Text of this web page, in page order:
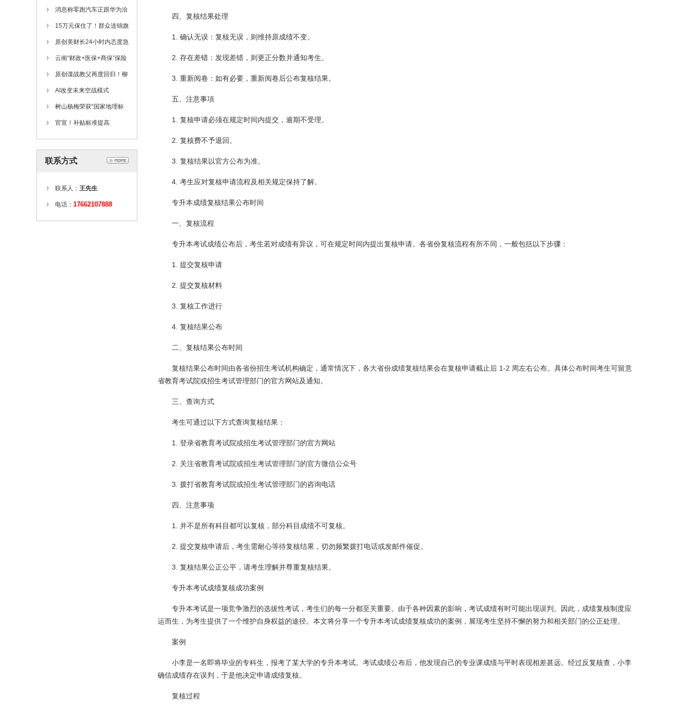
跃亭上任Co-CEO百日焕新
健康促进条例
消息称零跑汽车正跟华为洽
谈合作 补齐智驾短板
15万元保住了！群众送锦旗
致谢！
原创美财长24小时内态度急
转弯，从威胁征税到赞扬中
国，原因为何？
云南“财政+医保+商保”保险
理赔创新项目上线
原创谍战教父再度回归！柳
云龙、张鲁一续写传奇谍战
篇章
AI改变未来空战模式
——“鹰狮”战机升级之路
树山杨梅荣获“国家地理标
志三冠王”
官宣！补贴标准提高
联系方式
联系人： 王先生
电话： 17662107888
四、复核结果处理
1. 确认无误：复核无误，则维持原成绩不变。
2. 存在差错：发现差错，则更正分数并通知考生。
3. 重新阅卷：如有必要，重新阅卷后公布复核结果。
五、注意事項
1. 复核申请必须在规定时间内提交，逾期不受理。
2. 复核费不予退回。
3. 复核结果以官方公布为准。
4. 考生应对复核申请流程及相关规定保持了解。
专升本成绩复核结果公布时间
一、复核流程
专升本考试成绩公布后，考生若对成绩有异议，可在规定时间内提出复核申请。各省份复核流程有所不同，一般包括以下步骤：
1. 提交复核申请
2. 提交复核材料
3. 复核工作进行
4. 复核结果公布
二、复核结果公布时间
复核结果公布时间由各省份招生考试机构确定，通常情况下，各大省份成绩复核结果会在复核申请截止后 1-2 周左右公布。具体公布时间考生可留意
省教育考试院或招生考试管理部门的官方网站及通知。
三、查询方式
考生可通过以下方式查询复核结果：
1. 登录省教育考试院或招生考试管理部门的官方网站
2. 关注省教育考试院或招生考试管理部门的官方微信公众号
3. 拨打省教育考试院或招生考试管理部门的咨询电话
四、注意事项
1. 并不是所有科目都可以复核，部分科目成绩不可复核。
2. 提交复核申请后，考生需耐心等待复核结果，切勿频繁拨打电话或发邮件催促。
3. 复核结果公正公平，请考生理解并尊重复核结果。
专升本考试成绩复核成功案例
专升本考试是一项竞争激烈的选拔性考试，考生们的每一分都至关重要。由于各种因素的影响，考试成绩有时可能出现误判。因此，成绩复核制度应
运而生，为考生提供了一个维护自身权益的途径。本文将分享一个专升本考试成绩复核成功的案例，展现考生坚持不懈的努力和相关部门的公正处理。
案例
小李是一名即将毕业的专科生，报考了某大学的专升本考试。考试成绩公布后，他发现自己的专业课成绩与平时表现相差甚远。经过反复核查，小李
确信成绩存在误判，于是他决定申请成绩复核。
复核过程